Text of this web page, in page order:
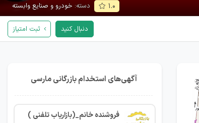
۱.۰ دسته: خودرو و صنایع وابسته
دنبال کنید ثبت امتیاز
آگهی‌های استخدام بازرگانی مارسی
فروشنده خانم_(بازاریاب تلفنی )